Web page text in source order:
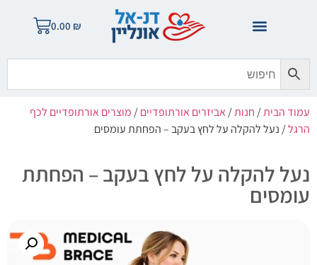
0.00 ₪
עמוד הבית/חנות/אביזרים אורתופדיים/מוצרים אורתופדיים לכף
הרגל/ נעל להקלה על לחץ בעקב – הפחתת עומסים
נעל להקלה על לחץ בעקב – הפחתת
עומסים